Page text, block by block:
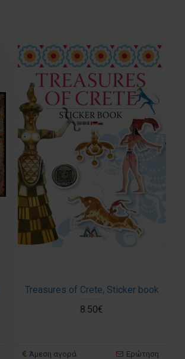
Treasures of Crete, Sticker book
8.50€
Άμεση αγορά Ερώτηση